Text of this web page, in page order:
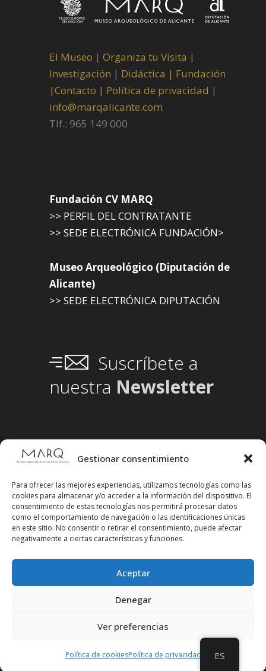
Gestionar consentimiento
Para ofrecer las mejores experiencias, utilizamos tecnologías como las
cookies para almacenar y/o acceder a la información del dispositivo. El
consentimiento de estas tecnologías nos permitirá procesar datos
como el comportamiento de navegación o las identificaciones únicas
en este sitio. No consentir o retirar el consentimiento, puede afectar
negativamente a ciertas características y funciones.
Aceptar
Denegar
Ver preferencias
Política de cookiesPolítica de privacidad
El Museo | Organiza tu Visita |
Investigación | Didáctica | Fundación
|Contacto | Política de privacidad |
info@marqalicante.com
Tlf.: 965 149 000
Fundación CV MARQ
>> PERFIL DEL CONTRATANTE
>> SEDE ELECTRÓNICA FUNDACIÓN>
Museo Arqueológico (Diputación de
Alicante)
>> SEDE ELECTRÓNICA DIPUTACIÓN
Suscríbete a
nuestra Newsletter
Síguenos en redes sociales
ES